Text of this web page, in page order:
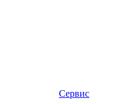
Сервис